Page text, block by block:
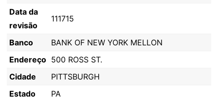
Data da
revisão
111715
Banco
BANK OF NEW YORK MELLON
Endereço 500 ROSS ST.
Cidade
PITTSBURGH
Estado
PA